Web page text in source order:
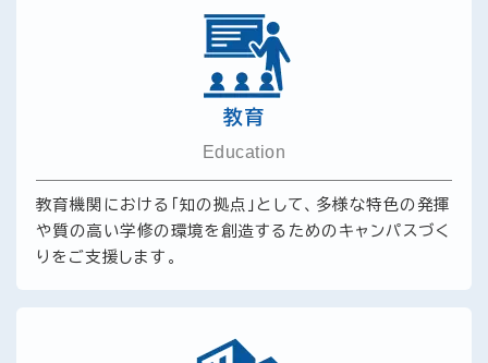
教育
Education
教育機関における「知の拠点」として、多様な特色の発揮
や質の高い学修の環境を創造するためのキャンパスづく
りをご支援します。